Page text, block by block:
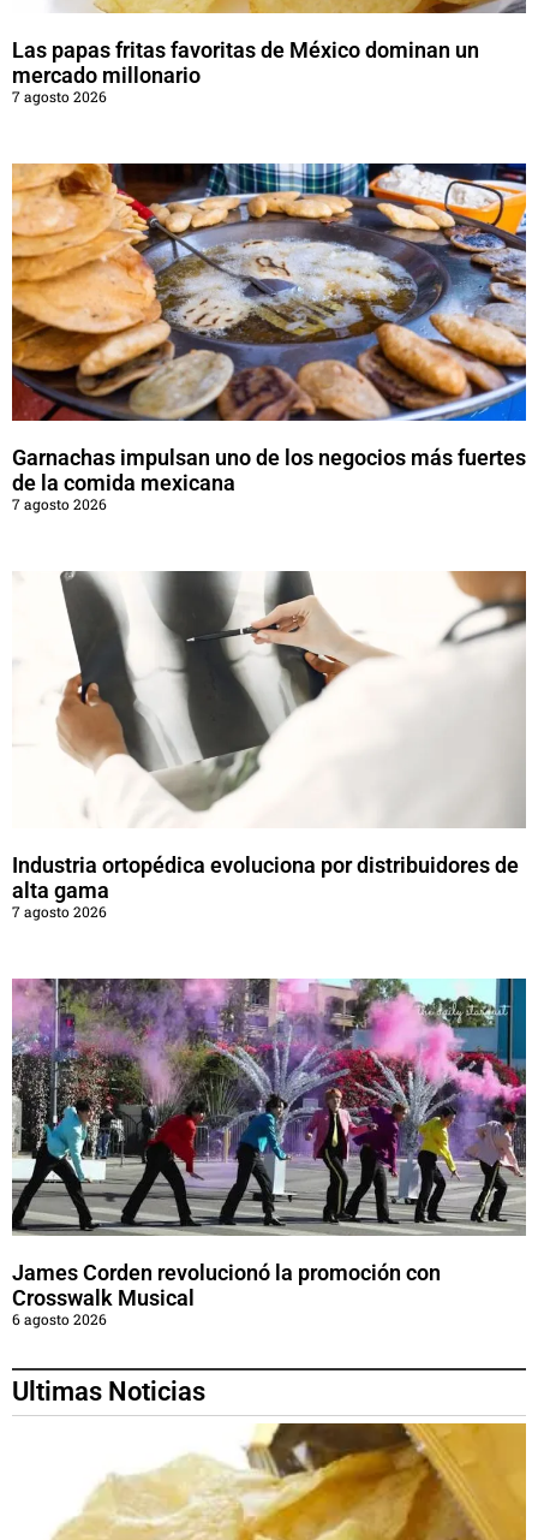
Las papas fritas favoritas de México dominan un
mercado millonario
7 agosto 2026
Garnachas impulsan uno de los negocios más fuertes
de la comida mexicana
7 agosto 2026
Industria ortopédica evoluciona por distribuidores de
alta gama
7 agosto 2026
James Corden revolucionó la promoción con
Crosswalk Musical
6 agosto 2026
Ultimas Noticias